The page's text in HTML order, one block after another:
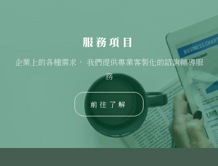
服務項目
企業上的各種需求， 我們提供專業客製化的諮詢輔導服
務
前往了解